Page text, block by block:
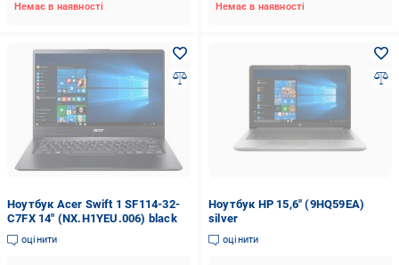
Немає в наявності Немає в наявності
Ноутбук Acer Swift 1 SF114-32-
C7FX 14" (NX.H1YEU.006) black
оцінити
Ноутбук HP 15,6" (9HQ59EA)
silver
оцінити